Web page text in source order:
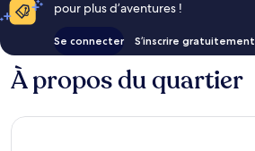
pour plus d’aventures !
Se connecter S’inscrire gratuitement
À propos du quartier